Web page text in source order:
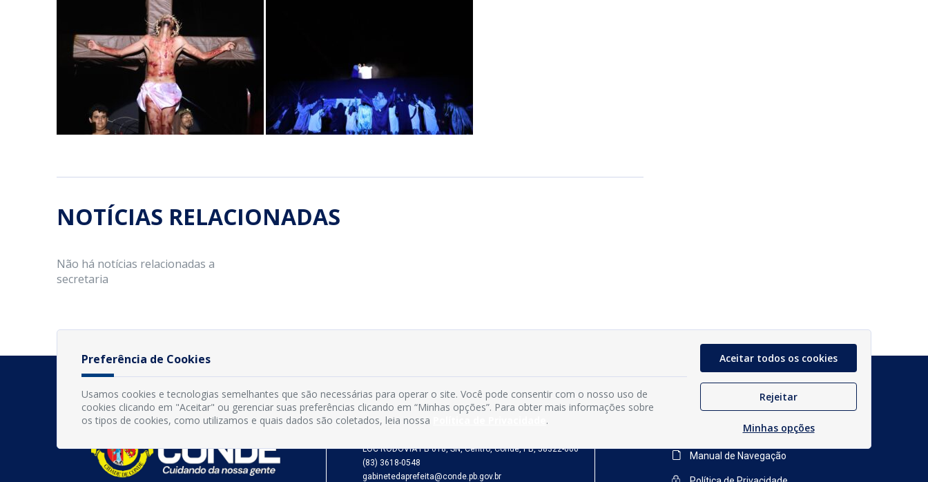
NOTÍCIAS RELACIONADAS
Não há notícias relacionadas a
secretaria
Município de Conde - PB
LOC RODOVIA PB 018, SN, Centro, Conde, PB, 58322-000
(83) 3618-0548
gabinetedaprefeita@conde.pb.gov.br
Glossário
Mapa do Site
Perguntas Frequentes
Manual de Navegação
Preferência de Cookies
Usamos cookies e tecnologias semelhantes que são necessárias para operar o site. Você pode consentir com o nosso uso de
cookies clicando em "Aceitar" ou gerenciar suas preferências clicando em “Minhas opções”. Para obter mais informações sobre
os tipos de cookies, como utilizamos e quais dados são coletados, leia nossa
.
Aceitar todos os cookies
Rejeitar
Minhas opções